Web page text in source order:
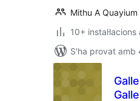
Mithu A Quayium
10+
S'ha provat amb